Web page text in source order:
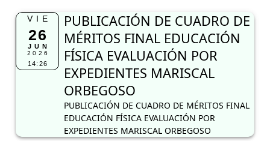
VIE
26
JUN
2026
14:26
PUBLICACIÓN DE CUADRO DE
MÉRITOS FINAL EDUCACIÓN
FÍSICA EVALUACIÓN POR
EXPEDIENTES MARISCAL
ORBEGOSO
PUBLICACIÓN DE CUADRO DE MÉRITOS FINAL
EDUCACIÓN FÍSICA EVALUACIÓN POR
EXPEDIENTES MARISCAL ORBEGOSO